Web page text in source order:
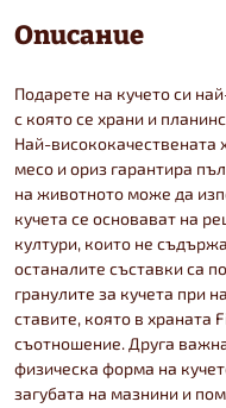
Описание
Подарете на кучето си
с която се храни и
Най-висококачествената
месо и ориз гарантира
на животното може да
кучета се основават на
култури, които не
останалите съставки са
гранулите за кучета при
ставите, която в храната
съотношение. Друга
физическа форма на
загубата на мазнини и